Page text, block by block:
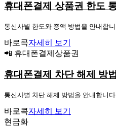
휴대폰결제 상품권 한도
통신사별 한도와 증액 방법을 안내합니
바로콕자세히 보기
📲 휴대폰결제상품권
휴대폰결제 차단 해제 방법
통신사별 차단 해제 방법을 안내합니
바로콕자세히 보기
현금화